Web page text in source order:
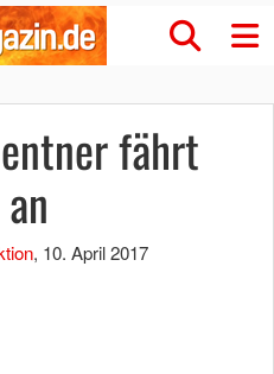
fährt
, 10. April 2017